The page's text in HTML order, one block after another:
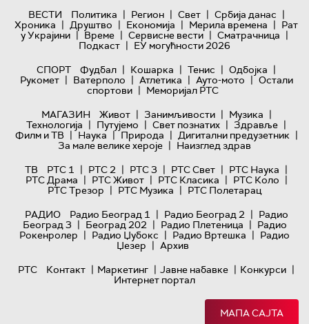
ВЕСТИ Политика | Регион | Свет | Србија данас |
Хроника | Друштво | Економија | Мерила времена | Рат
у Украјини | Време | Сервисне вести | Сматрачница |
Подкаст | ЕУ могућности 2026
СПОРТ
Фудбал | Кошарка | Тенис | Одбојка |
Рукомет | Ватерполо | Атлетика | Ауто-мото | Остали
спортови | Меморијал РТС
МАГАЗИН
Живот | Занимљивости | Музика |
Технологијa | Путујемо | Свет познатих | Здравље |
Филм и ТВ | Наука | Природа | Дигитални предузетник |
За мале велике хероје | Наизглед здрав
ТВ
РТС 1 | РТС 2 | РТС 3 | РТС Свет | РТС Наука |
РТС Драма | РТС Живот | РТС Класика | РТС Коло |
РТС Трезор | РТС Музика | РТС Полетарац
РАДИО
Радио Београд 1 | Радио Београд 2 | Радио
Београд 3 | Београд 202 | Радио Плетеница | Радио
Рокенролер | Радио Џубокс | Радио Вртешка | Радио
Џезер | Архив
РТС
Контакт | Маркетинг | Јавне набавке | Конкурси |
Интернет портал
МАПА САЈТА